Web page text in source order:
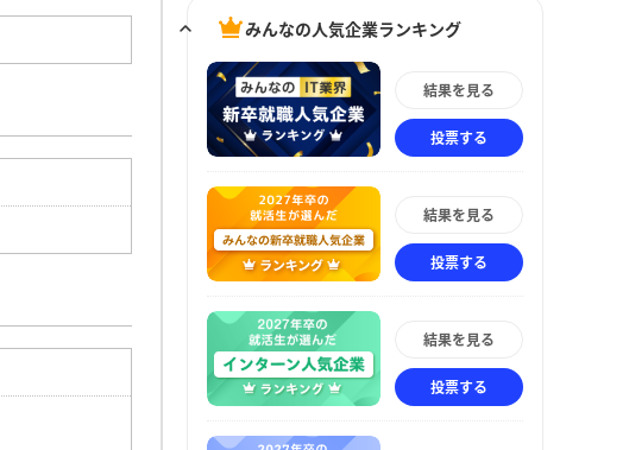
みんなの人気企業ランキング
結果を見る
投票する
結果を見る
投票する
結果を見る
投票する